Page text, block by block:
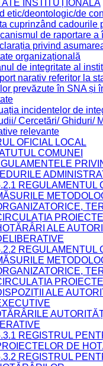
INSTITUȚIONALĂ
etic/deontologic/de
cuprinzând cadourile
de raportare a
privind
organizațională
de integritate al
narativ referitor la
prevăzute în SNA și
incidentelor de
Cercetări/ Ghiduri/
relevante
OFICIAL LOCAL
COMUNEI
REGULAMENTUL
ALE
REGULAMENTUL
ALE
REGISTRUL
DE
REGISTRUL